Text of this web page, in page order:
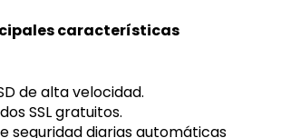
características
de alta velocidad.
SSL gratuitos.
seguridad diarias automáticas